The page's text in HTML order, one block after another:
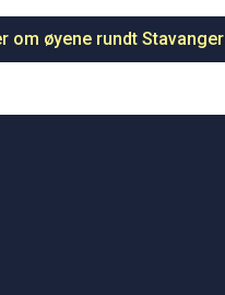
om øyene rundt Stavanger